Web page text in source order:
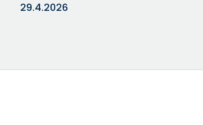
29.4.2026